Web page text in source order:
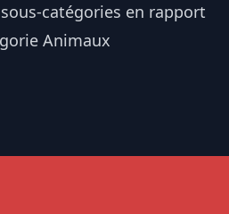
catégories en rapport
Animaux